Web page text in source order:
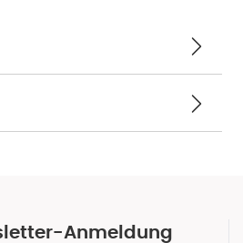
Anmeldung